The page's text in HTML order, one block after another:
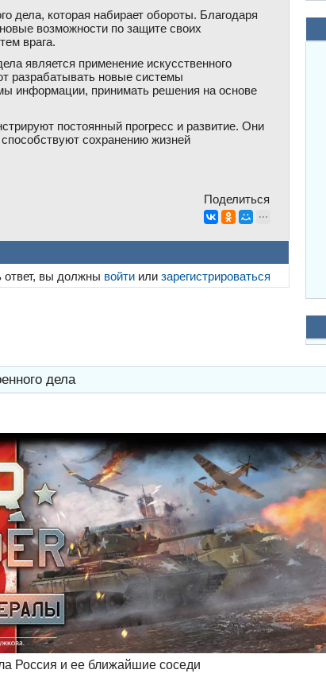
дела, которая набирает обороты. Благодаря
возможности по защите своих
врага.
является применение искусственного
разрабатывать новые системы
информации, принимать решения на основе
постоянный прогресс и развитие. Они
сохранению жизней
Поделиться
ответ, вы должны войти илизарегистрироваться
дела
Россия и ее ближайшие соседи